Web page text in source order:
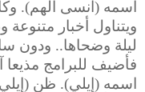
اسمه (انسى الهم).
ويتناول أخبار
ليلة وضحاها.. ودون
فأضيف للبرامج
اسمه (إيلي). ظن